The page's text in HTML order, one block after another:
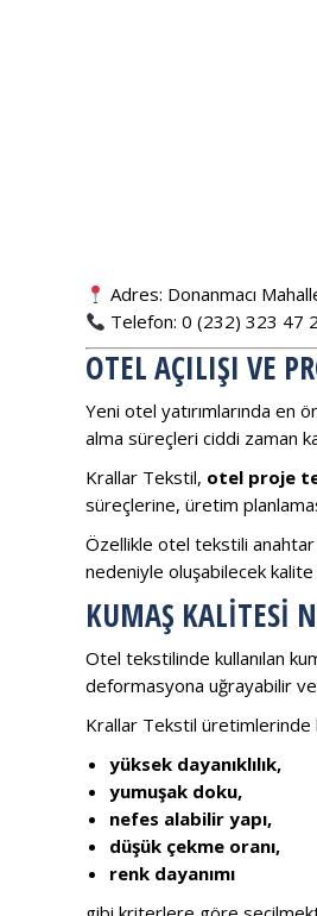
Adres: Donanmacı
Telefon: 0 (232) 323 47
OTEL AÇILIŞI VE
Yeni otel yatırımlarında en
alma süreçleri ciddi zaman
Krallar Tekstil, otel proje
süreçlerine, üretim
Özellikle otel tekstili
nedeniyle oluşabilecek kalite
KUMAŞ KALITESI
Otel tekstilinde kullanılan
deformasyona uğrayabilir
Krallar Tekstil üretimlerinde
yüksek dayanıklılık,
yumuşak doku,
nefes alabilir yapı,
düşük çekme oranı,
renk dayanımı